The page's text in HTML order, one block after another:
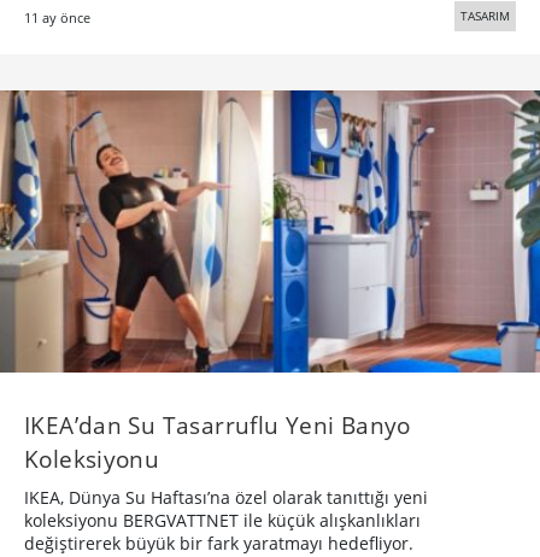
11 ay önce TASARIM
IKEA’dan Su Tasarruflu Yeni Banyo
Koleksiyonu
IKEA, Dünya Su Haftası’na özel olarak tanıttığı yeni
koleksiyonu BERGVATTNET ile küçük alışkanlıkları
değiştirerek büyük bir fark yaratmayı hedefliyor.